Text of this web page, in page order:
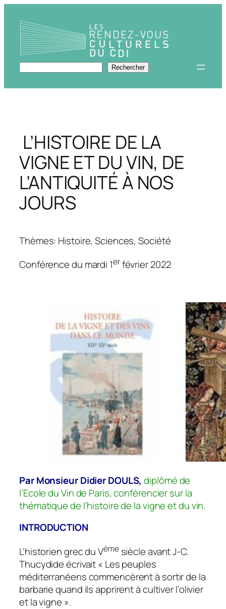
contenu
Rechercher Rechercher
L’HISTOIRE DE LA
VIGNE ET DU VIN, DE
L’ANTIQUITÉ À NOS
JOURS
Thèmes: Histoire, Sciences, Société
Conférence du mardi 1erfévrier 2022
Par Monsieur Didier DOULS, diplômé de
l’Ecole du Vin de Paris, conférencier sur la
thématique de l’histoire de la vigne et du vin.
INTRODUCTION
L’historien grec du Vèmesiècle avant J-C.
Thucydide écrivait « Les peuples
méditerranéens commencèrent à sortir de la
barbarie quand ils apprirent à cultiver l’olivier
et la vigne ».